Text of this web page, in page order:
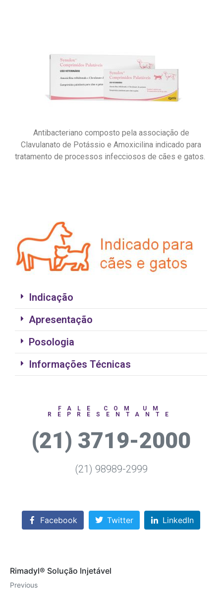
Antibacteriano composto pela associação de
Clavulanato de Potássio e Amoxicilina indicado para
tratamento de processos infecciosos de cães e gatos.
Indicação
Apresentação
Posologia
Informações Técnicas
FALE COM UM
REPRESENTANTE
(21) 3719-2000
(21) 98989-2999
Facebook Twitter LinkedIn
Rimadyl® Solução Injetável
Previous